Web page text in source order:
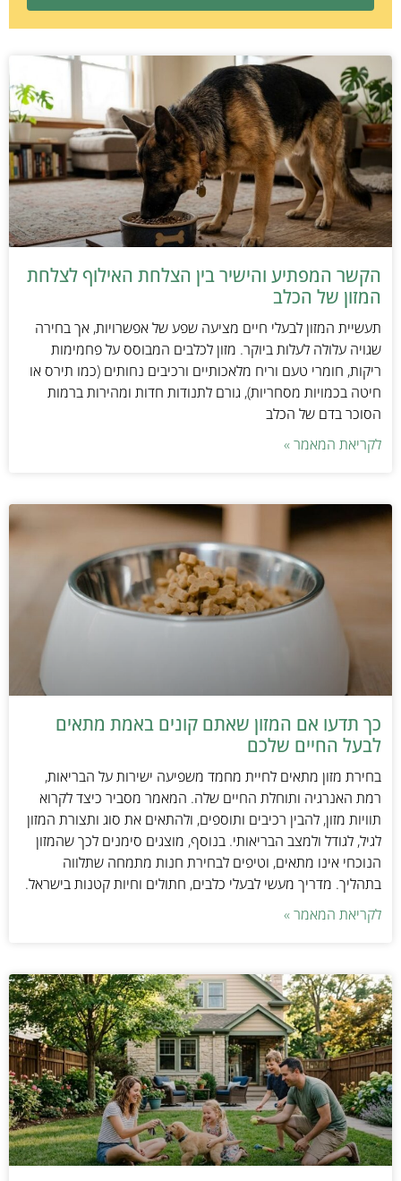
הקשר המפתיע והישיר בין הצלחת האילוף לצלחת
המזון של הכלב
תעשיית המזון לבעלי חיים מציעה שפע של אפשרויות, אך בחירה
שגויה עלולה לעלות ביוקר. מזון לכלבים המבוסס על פחמימות
ריקות, חומרי טעם וריח מלאכותיים ורכיבים נחותים (כמו תירס או
חיטה בכמויות מסחריות), גורם לתנודות חדות ומהירות ברמות
הסוכר בדם של הכלב
לקריאת המאמר »
כך תדעו אם המזון שאתם קונים באמת מתאים
לבעל החיים שלכם
בחירת מזון מתאים לחיית מחמד משפיעה ישירות על הבריאות,
רמת האנרגיה ותוחלת החיים שלה. המאמר מסביר כיצד לקרוא
תוויות מזון, להבין רכיבים ותוספים, ולהתאים את סוג ותצורת המזון
לגיל, לגודל ולמצב הבריאותי. בנוסף, מוצגים סימנים לכך שהמזון
הנוכחי אינו מתאים, וטיפים לבחירת חנות מתמחה שתלווה
בתהליך. מדריך מעשי לבעלי כלבים, חתולים וחיות קטנות בישראל.
לקריאת המאמר »